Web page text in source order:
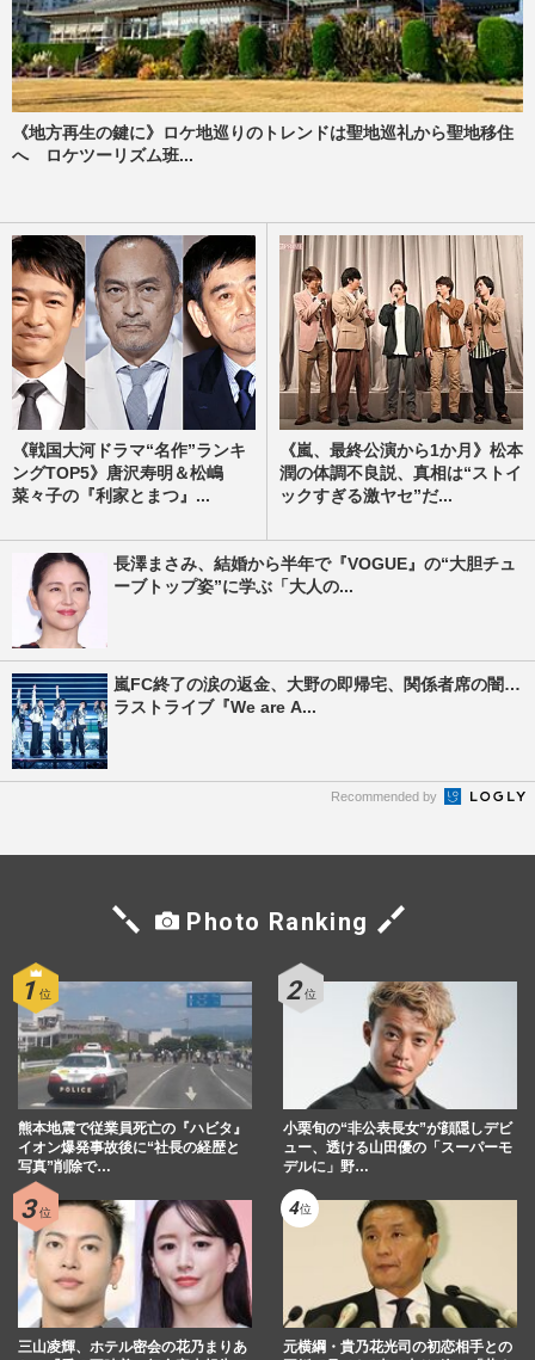
《地方再生の鍵に》ロケ地巡りのトレンドは聖地巡礼から聖地移住
へ ロケツーリズム班...
《戦国大河ドラマ“名作”ランキ
ングTOP5》唐沢寿明＆松嶋
菜々子の『利家とまつ』...
《嵐、最終公演から1か月》松本
潤の体調不良説、真相は“ストイ
ックすぎる激ヤセ”だ...
長澤まさみ、結婚から半年で『VOGUE』の“大胆チュ
ーブトップ姿”に学ぶ「大人の...
嵐FC終了の涙の返金、大野の即帰宅、関係者席の闇…
ラストライブ『We are A...
Recommended by
Photo Ranking
熊本地震で従業員死亡の『ハビタ』
イオン爆発事故後に“社長の経歴と
写真”削除で…
小栗旬の“非公表長女”が顔隠しデビ
ュー、透ける山田優の「スーパーモ
デルに」野…
三山凌輝、ホテル密会の花乃まりあ
元横綱・貴乃花光司の初恋相手との